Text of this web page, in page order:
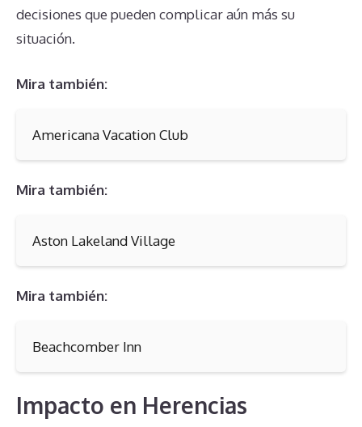
decisiones que pueden complicar aún más su
situación.
Mira también:
Americana Vacation Club
Mira también:
Aston Lakeland Village
Mira también:
Beachcomber Inn
Impacto en Herencias